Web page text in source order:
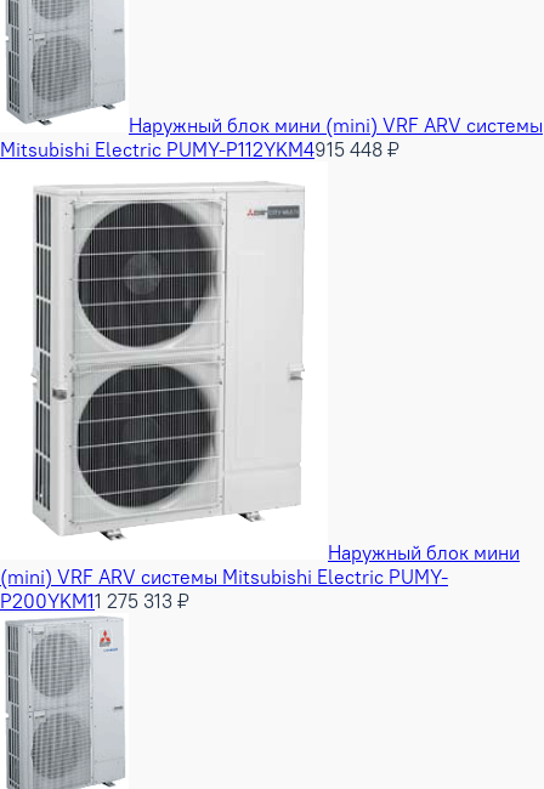
Наружный блок мини (mini) VRF ARV системы
Mitsubishi Electric PUMY-P112YKM4915 448 ₽
Наружный блок мини
(mini) VRF ARV системы Mitsubishi Electric PUMY-
P200YKM11 275 313 ₽